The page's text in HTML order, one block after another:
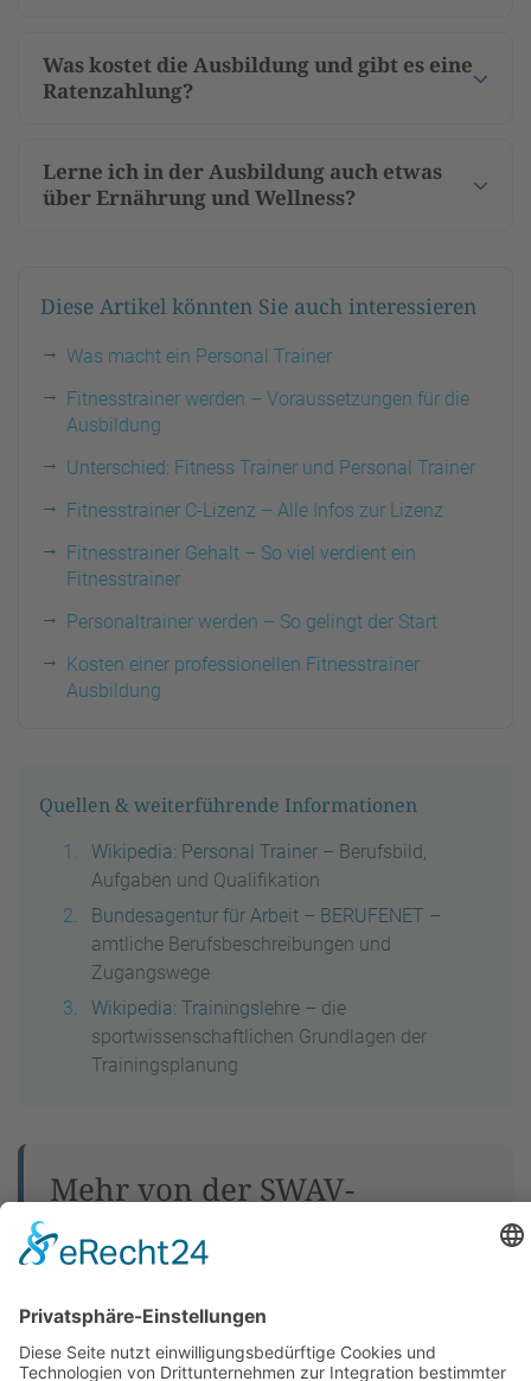
Was kostet die Ausbildung und gibt es eine
Ratenzahlung?
Lerne ich in der Ausbildung auch etwas
über Ernährung und Wellness?
Diese Artikel könnten Sie auch interessieren
Was macht ein Personal Trainer
Fitnesstrainer werden – Voraussetzungen für die
Ausbildung
Unterschied: Fitness Trainer und Personal Trainer
Fitnesstrainer C-Lizenz – Alle Infos zur Lizenz
Fitnesstrainer Gehalt – So viel verdient ein
Fitnesstrainer
Personaltrainer werden – So gelingt der Start
Kosten einer professionellen Fitnesstrainer
Ausbildung
Quellen & weiterführende Informationen
Wikipedia: Personal Trainer – Berufsbild,
Aufgaben und Qualifikation
Bundesagentur für Arbeit – BERUFENET –
amtliche Berufsbeschreibungen und
Zugangswege
Wikipedia: Trainingslehre – die
sportwissenschaftlichen Grundlagen der
Trainingsplanung
Mehr von der SWAV-
Akademie
Alle Online-Ausbildungen
Das SWAV-Zertifikat